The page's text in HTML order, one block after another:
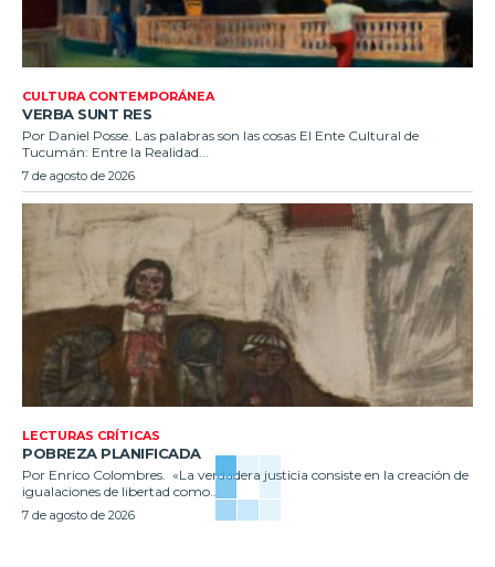
CULTURA CONTEMPORÁNEA
VERBA SUNT RES
Por Daniel Posse. Las palabras son las cosas El Ente Cultural de
Tucumán: Entre la Realidad...
7 de agosto de 2026
LECTURAS CRÍTICAS
POBREZA PLANIFICADA
Por Enrico Colombres. «La verdadera justicia consiste en la creación de
igualaciones de libertad como...
7 de agosto de 2026